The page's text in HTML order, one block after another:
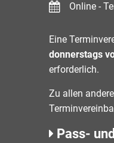
Online -
Eine
donnerstags
erforderlich.
Zu allen
Pass-